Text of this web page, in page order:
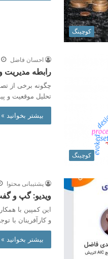
کوچینگ
کوچینگ
احسان فاضل
رابطه
چگونه برخی از
تحلیل موقعیت و
بیشتر بخوانید »
پشتیبانی محتوا
ویدیو: گپ و
این کمپین با
و کارآفرینان با
بیشتر بخوانید »